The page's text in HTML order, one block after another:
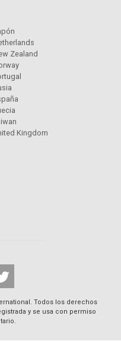
Zealand
Kingdom
Todos los derechos
y se usa con permiso